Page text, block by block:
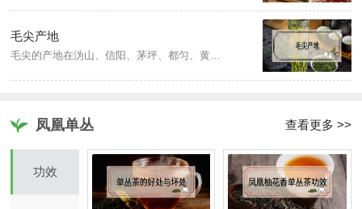
毛尖产地
凤凰单丛 查看更多 >>
功效